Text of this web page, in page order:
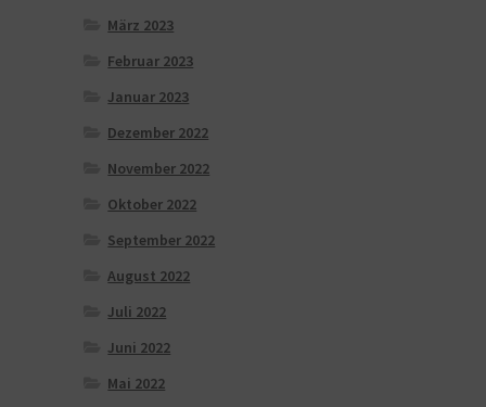
März 2023
Februar 2023
Januar 2023
Dezember 2022
November 2022
Oktober 2022
September 2022
August 2022
Juli 2022
Juni 2022
Mai 2022